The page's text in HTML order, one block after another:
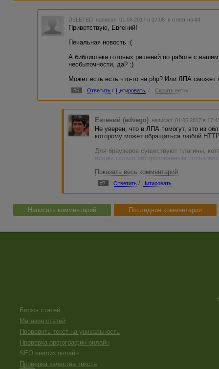
DELETED написал 01.06.2017 в 17:08 в ответ на #4
Приветствую, Евгений!
Печальная новость :(
А библиотека готовых решений по работе с
несбыточности, да? :)
Может есть есть что-то на php? Или ЛПА сможет
#6 Ответить / Цитировать / Скрыть ветку
Евгений (advego) написал 01.06.2017 в
Не уверен, что в ЛПА помогут, это из
которому может обращаться любой
Для браузеров существуют плагины,
видны только авторизованным
Больше - вам могут помочь
для вашей задачи, думаю, это дело
Показать весь комментарий
#7 Ответить / Цитировать
Написать комментарий Последние комментарии
Биржа статей
Магазин статей
Проверить текст на уникальность
Проверка орфографии онлайн
SEO анализ онлайн
Проверка качества текста